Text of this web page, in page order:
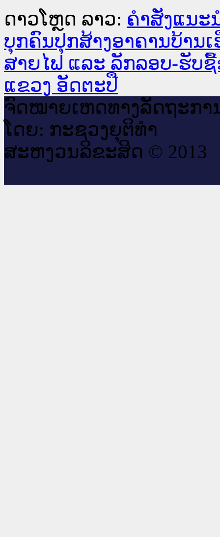
ດາວໂຫຼດ ລາວ: ຄຳສັ່ງແນະ
ບຸກຄົນປຸກສ້າງອາຄານບ້ານ
ສາຍໄຟ ແລະ ລັກລອບ-ຮັບ
ແຂວງ ອັດຕະປື
ຈົດ​ໝາຍ​ເຫດ​ທາງ​ລັດ​ຖະ​ກາ
ໂດຍ: ກະ​ຊວງຍຸ​ຕິ​ທຳ
ສະ​ຫງວນ​ລິ​ຂະ​ສິດ © 2013